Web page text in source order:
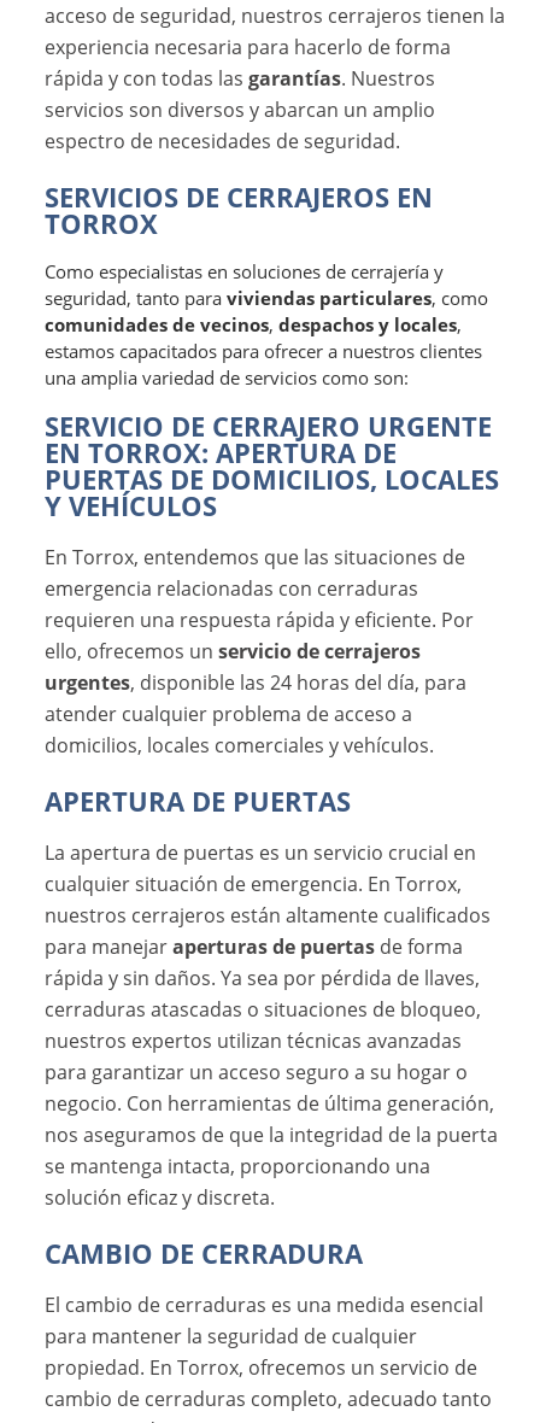
acceso de seguridad, nuestros cerrajeros tienen la
experiencia necesaria para hacerlo de forma
rápida y con todas lasgarantías. Nuestros
servicios son diversos y abarcan un amplio
espectro de necesidades de seguridad.
SERVICIOS DE CERRAJEROS EN
TORROX
Como especialistas en soluciones de cerrajería y
seguridad, tanto paraviviendas particulares, como
comunidades de vecinos,despachos y locales,
estamos capacitados para ofrecer a nuestros clientes
una amplia variedad de servicios como son:
SERVICIO DE CERRAJERO URGENTE
EN TORROX: APERTURA DE
PUERTAS DE DOMICILIOS, LOCALES
Y VEHÍCULOS
En Torrox, entendemos que las situaciones de
emergencia relacionadas con cerraduras
requieren una respuesta rápida y eficiente. Por
ello, ofrecemos unservicio de cerrajeros
urgentes, disponible las 24 horas del día, para
atender cualquier problema de acceso a
domicilios, locales comerciales y vehículos.
APERTURA DE PUERTAS
La apertura de puertas es un servicio crucial en
cualquier situación de emergencia. En Torrox,
nuestros cerrajeros están altamente cualificados
para manejaraperturas de puertas de forma
rápida y sin daños. Ya sea por pérdida de llaves,
cerraduras atascadas o situaciones de bloqueo,
nuestros expertos utilizan técnicas avanzadas
para garantizar un acceso seguro a su hogar o
negocio. Con herramientas de última generación,
nos aseguramos de que la integridad de la puerta
se mantenga intacta, proporcionando una
solución eficaz y discreta.
CAMBIO DE CERRADURA
El cambio de cerraduras es una medida esencial
para mantener la seguridad de cualquier
propiedad. En Torrox, ofrecemos un servicio de
cambio de cerraduras completo, adecuado tanto